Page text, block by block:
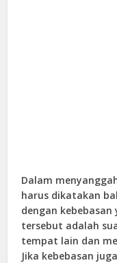
Dalam
harus dikatakan
dengan
tersebut adalah
tempat lain dan
Jika kebebasan